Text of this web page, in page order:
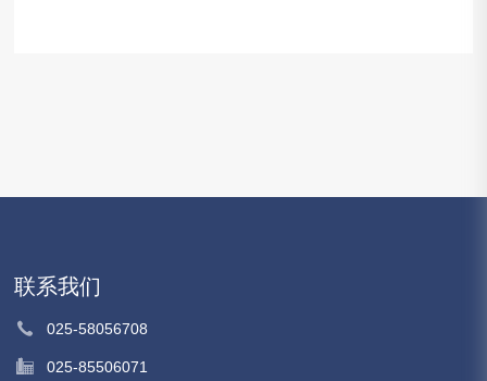
联系我们
025-58056708
025-85506071